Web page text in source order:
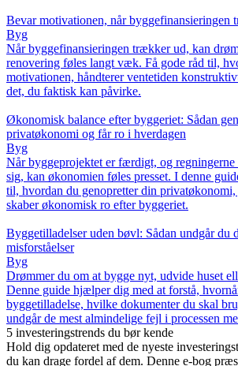
Bevar motivationen, når byggefinansieringen
Byg
Når byggefinansieringen trækker ud, kan
renovering føles langt væk. Få gode råd til,
motivationen, håndterer ventetiden
det, du faktisk kan påvirke.
Økonomisk balance efter byggeriet: Sådan
privatøkonomi og får ro i hverdagen
Byg
Når byggeprojektet er færdigt, og regningerne
sig, kan økonomien føles presset. I denne
til, hvordan du genopretter din privatøkonomi,
skaber økonomisk ro efter byggeriet.
Byggetilladelser uden bøvl: Sådan undgår du
misforståelser
Byg
Drømmer du om at bygge nyt, udvide huset
Denne guide hjælper dig med at forstå,
byggetilladelse, hvilke dokumenter du skal
undgår de mest almindelige fejl i processen
5 investeringstrends du bør kende
Hold dig opdateret med de nyeste
du kan drage fordel af dem. Denne e-bog